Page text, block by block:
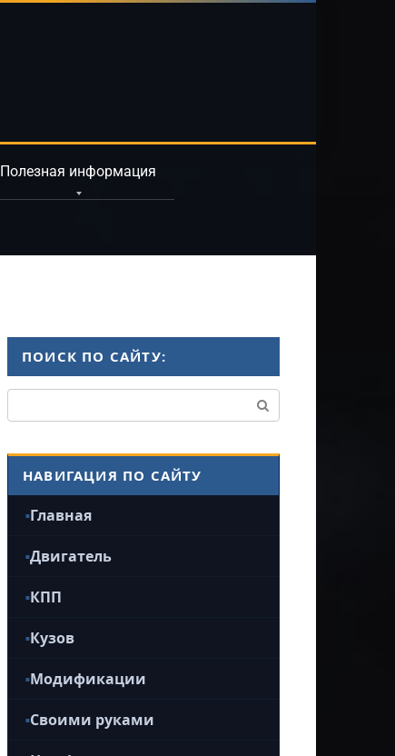
Полезная информация
ПОИСК ПО САЙТУ:
НАВИГАЦИЯ ПО САЙТУ
Главная
Двигатель
КПП
Кузов
Модификации
Своими руками